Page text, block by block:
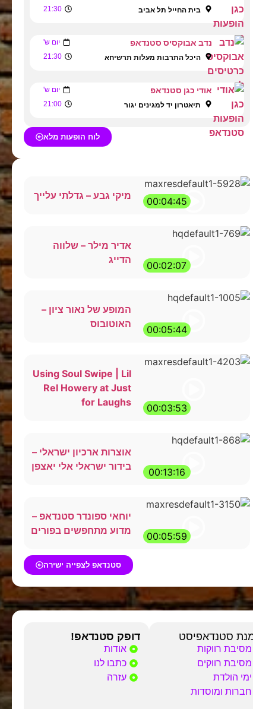
בית החייל תל אביב 21:30
נדב אבוקסיס סטנדאפ יום ש'
היכל התרבות מעלות תרשיחא 21:30
אודי כגן סטנדאפ יום ש'
תיאטרון יד למגינים יגור 21:00
לוח הופעות מלא
00:04:45 מיקי גבע – גדלתי עלייך
00:02:07
אדיר מילר – שלווה
הדייג
00:05:44
המופע של נאור ציון –
האוטובוס
00:03:53
Using Soul Swipe | Lil
Rel Howery at Just
for Laughs
00:13:16
אוצרות ארכיון ישראלי –
בידור ישראלי אלי יאצפן
00:05:59
יוחאי ספונדר סטנדאפ –
מדוע מתחפשים בפורים
סטנדאפ לצפייה ישירה
סטנדאפיסט
מסיבת רווקות
מסיבת רווקים
ימי הולדת
חברות ומוסדות
דופק סטנדאפ!
אודות
כתבו לנו
עזרה